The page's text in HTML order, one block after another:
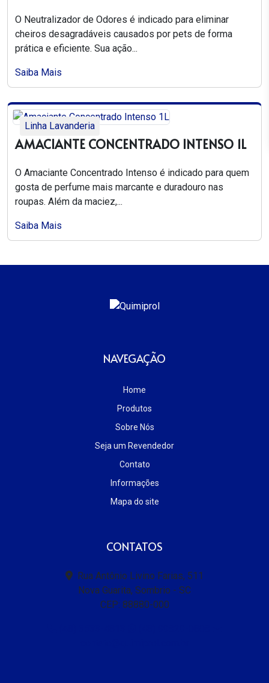
O Neutralizador de Odores é indicado para eliminar
cheiros desagradáveis causados por pets de forma
prática e eficiente. Sua ação...
Saiba Mais
Linha Lavanderia
AMACIANTE CONCENTRADO INTENSO 1L
O Amaciante Concentrado Intenso é indicado para quem
gosta de perfume mais marcante e duradouro nas
roupas. Além da maciez,...
Saiba Mais
NAVEGAÇÃO
Home
Produtos
Sobre Nós
Seja um Revendedor
Contato
Informações
Mapa do site
CONTATOS
Rua Antônio Livino Farias, 511
Nova Guarita, Sombrio - SC
CEP: 88880-000